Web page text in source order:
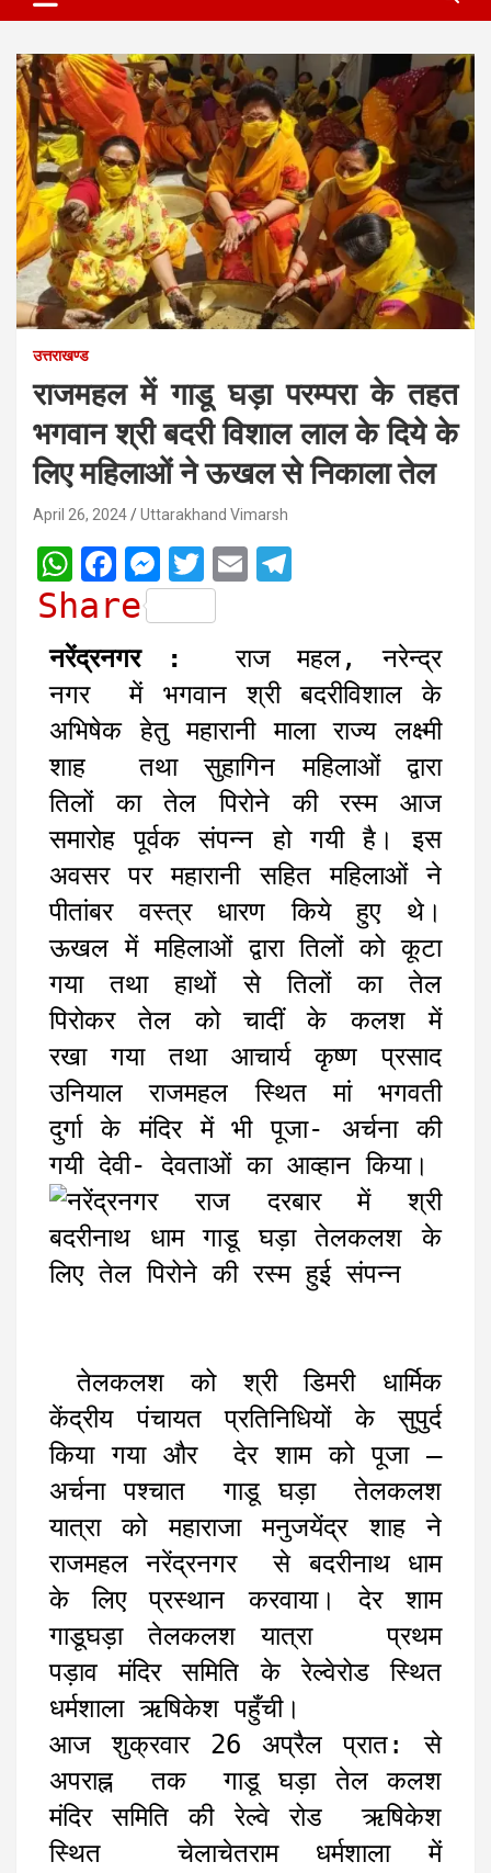
उत्तराखण्ड
राजमहल में गाडू घड़ा परम्परा के तहत
भगवान श्री बदरी विशाल लाल के दिये के
लिए महिलाओं ने ऊखल से निकाला तेल
April 26, 2024 Uttarakhand Vimarsh
W
h
a
t
s
A
p
p
F
a
e
b
o
k
M
e
s
s
e
n
g
e
r
T
w
i
t
e
r
E
i
l
e
g
r
a
m
Share
नरेंद्रनगर :
राज महल, नरेन्द्र
नगर में भगवान श्री बदरीविशाल के
अभिषेक हेतु महारानी माला राज्य लक्ष्मी
शाह तथा सुहागिन महिलाओं द्वारा
तिलों का तेल पिरोने की रस्म आज
समारोह पूर्वक संपन्न हो गयी है। इस
अवसर पर महारानी सहित महिलाओं ने
पीतांबर वस्त्र धारण किये हुए थे।
ऊखल में महिलाओं द्वारा तिलों को कूटा
गया तथा हाथों से तिलों का तेल
पिरोकर तेल को चादीं के कलश में
रखा गया तथा आचार्य कृष्ण प्रसाद
उनियाल राजमहल स्थित मां भगवती
दुर्गा के मंदिर में भी पूजा- अर्चना की
गयी देवी- देवताओं का आव्हान किया।
तेलकलश को श्री डिमरी धार्मिक
केंद्रीय पंचायत प्रतिनिधियों के सुपुर्द
किया गया और देर शाम को पूजा –
अर्चना पश्चात गाडू घड़ा तेलकलश
यात्रा को महाराजा मनुजयेंद्र शाह ने
राजमहल नरेंद्रनगर से बदरीनाथ धाम
के लिए प्रस्थान करवाया। देर शाम
गाडूघड़ा तेलकलश यात्रा प्रथम
पड़ाव मंदिर समिति के रेल्वेरोड स्थित
धर्मशाला ऋषिकेश पहुँची।
आज शुक्रवार 26 अप्रैल प्रात: से
अपराह्न तक गाडू घड़ा तेल कलश
मंदिर समिति की रेल्वे रोड ऋषिकेश
स्थित चेलाचेतराम धर्मशाला में